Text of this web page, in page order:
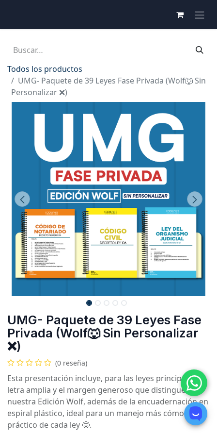
Todos los productos
UMG- Paquete de 39 Leyes Fase Privada (Wolf🐺 Sin
Personalizar ❌)
UMG- Paquete de 39 Leyes Fase
Privada (Wolf🐺 Sin Personalizar
❌)
(0 reseña)
Esta presentación incluye, para las leyes principales, la
letra amplia y el margen generoso que distinguen
nuestra Edición Wolf, además de la encuadernación en
espiral plástico, ideal para un manejo más cómodo y
práctico de cada ley 🤩.